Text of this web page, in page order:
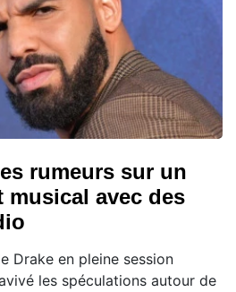
rumeurs sur un
musical avec des
Drake en pleine session
les spéculations autour de